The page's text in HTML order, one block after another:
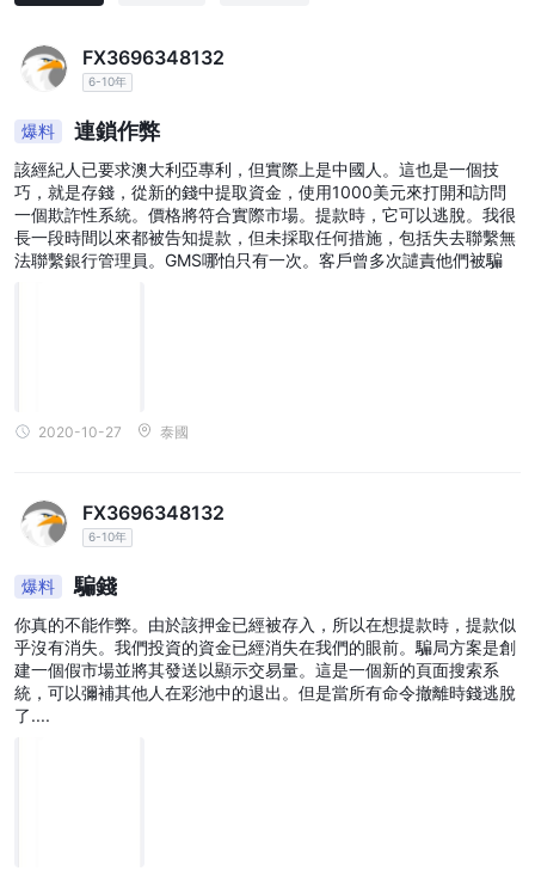
FX3696348132
6-10年
爆料 連鎖作弊
該經紀人已要求澳大利亞專利，但實際上是中國人。這也是一個技
巧，就是存錢，從新的錢中提取資金，使用1000美元來打開和訪問
一個欺詐性系統。價格將符合實際市場。提款時，它可以逃脫。我很
長一段時間以來都被告知提款，但未採取任何措施，包括失去聯繫無
法聯繫銀行管理員。GMS哪怕只有一次。客戶曾多次譴責他們被騙
2020-10-27 泰國
FX3696348132
6-10年
爆料 騙錢
你真的不能作弊。由於該押金已經被存入，所以在想提款時，提款似
乎沒有消失。我們投資的資金已經消失在我們的眼前。騙局方案是創
建一個假市場並將其發送以顯示交易量。這是一個新的頁面搜索系
統，可以彌補其他人在彩池中的退出。但是當所有命令撤離時錢逃脫
了....